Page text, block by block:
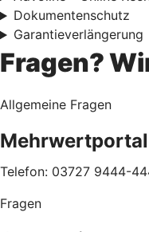
Dokumentenschutz
Garantieverlängerung
Fragen?
Allgemeine Fragen
Mehrwertportal
Telefon: 03727 9444-
Fragen